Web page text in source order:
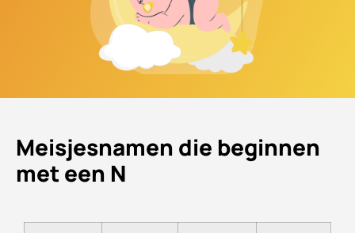
Meisjesnamen die beginnen
met een N